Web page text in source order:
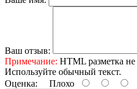
Ваш отзыв:
Примечание: HTML разметка
Используйте обычный текст.
Оценка: Плохо